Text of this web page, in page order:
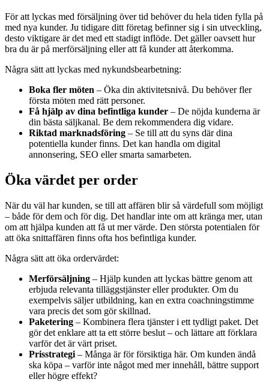
För att lyckas med försäljning över tid behöver du hela tiden fylla på
med nya kunder. Ju tidigare ditt företag befinner sig i sin utveckling,
desto viktigare är det med ett stadigt inflöde. Det gäller oavsett hur
bra du är på merförsäljning eller att få kunder att återkomma.
Några sätt att lyckas med nykundsbearbetning:
Boka fler möten – Öka din aktivitetsnivå. Du behöver fler
första möten med rätt personer.
Få hjälp av dina befintliga kunder – De nöjda kunderna är
din bästa säljkanal. Be dem rekommendera dig vidare.
Riktad marknadsföring – Se till att du syns där dina
potentiella kunder finns. Det kan handla om digital
annonsering, SEO eller smarta samarbeten.
Öka värdet per order
När du väl har kunden, se till att affären blir så värdefull som möjligt
– både för dem och för dig. Det handlar inte om att kränga mer, utan
om att hjälpa kunden att få ut mer värde. Den största potentialen för
att öka snittaffären finns ofta hos befintliga kunder.
Några sätt att öka ordervärdet:
Merförsäljning – Hjälp kunden att lyckas bättre genom att
erbjuda relevanta tilläggstjänster eller produkter. Om du
exempelvis säljer utbildning, kan en extra coachningstimme
vara precis det som gör skillnad.
Paketering – Kombinera flera tjänster i ett tydligt paket. Det
gör det enklare att ta ett större beslut – och lättare att förklara
varför det är värt priset.
Prisstrategi – Många är för försiktiga här. Om kunden ändå
ska köpa – varför inte något med mer innehåll, bättre support
eller högre effekt?